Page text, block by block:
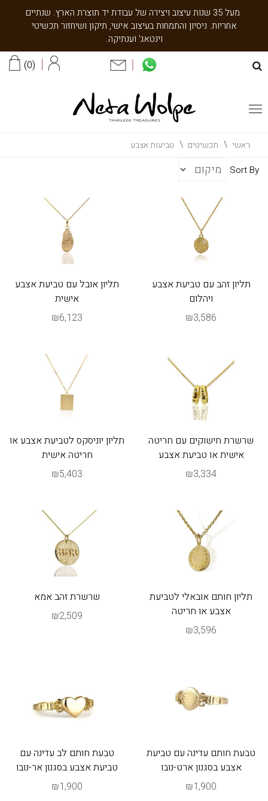
מעל 35 שנות עיצוב ויצירה של עבודת יד תוצרת הארץ. שנתיים
אחריות. ניסיון והתמחות בעיצוב אישי, תיקון ושיחזור תכשיטי
וינטאג' וענתיקה.
0
ראשי תכשיטים טביעות אצבע
Sort By
תליון זהב עם טביעת אצבע
ויהלום
₪3,586
תליון אובל עם טביעת אצבע
אישית
₪6,123
שרשרת חישוקים עם חריטה
אישית או טביעת אצבע
₪3,334
תליון יוניסקס לטביעת אצבע או
חריטה אישית
₪5,403
תליון חותם אובאלי לטביעת
אצבע או חריטה
₪3,596
שרשרת זהב אמא
₪2,509
טבעת חותם עדינה עם טביעת
אצבע בסגנון ארט-נובו
₪1,900
טבעת חותם לב עדינה עם
טביעת אצבע בסגנון אר-נובו
₪1,900